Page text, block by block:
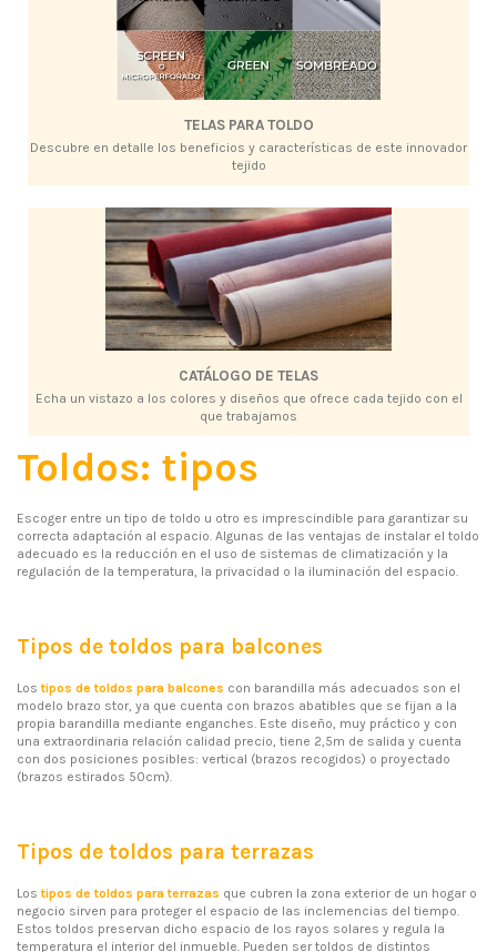
TELAS PARA TOLDO
Descubre en detalle los beneficios y características de este innovador
tejido
CATÁLOGO DE TELAS
Echa un vistazo a los colores y diseños que ofrece cada tejido con el
que trabajamos
Toldos: tipos
Escoger entre un tipo de toldo u otro es imprescindible para garantizar su
correcta adaptación al espacio. Algunas de las ventajas de instalar el toldo
adecuado es la reducción en el uso de sistemas de climatización y la
regulación de la temperatura, la privacidad o la iluminación del espacio.
Tipos de toldos para balcones
Lostipos de toldos para balcones con barandilla más adecuados son el
modelo brazo stor, ya que cuenta con brazos abatibles que se fijan a la
propia barandilla mediante enganches. Este diseño, muy práctico y con
una extraordinaria relación calidad precio, tiene 2,5m de salida y cuenta
con dos posiciones posibles: vertical (brazos recogidos) o proyectado
(brazos estirados 50cm).
Tipos de toldos para terrazas
Los tipos de toldos para terrazas que cubren la zona exterior de un hogar o
negocio sirven para proteger el espacio de las inclemencias del tiempo.
Estos toldos preservan dicho espacio de los rayos solares y regula la
temperatura el interior del inmueble. Pueden ser toldos de distintos